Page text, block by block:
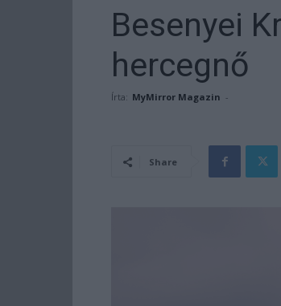
Besenyei
hercegnő
Írta: MyMirror Magazin -
Share